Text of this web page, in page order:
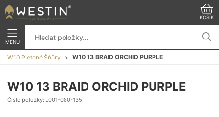
KOŠÍK
MENU
W10 Pletené Šňůry W10 13 BRAID ORCHID PURPLE
W10 13 BRAID ORCHID PURPLE
Číslo položky: L001-080-135